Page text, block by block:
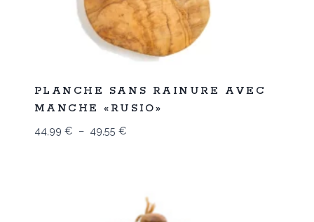
Promo
PLANCHE SANS RAINURE AVEC
MANCHE «RUSIO»
44,99 € – 49,55 €Plage
49,55 €